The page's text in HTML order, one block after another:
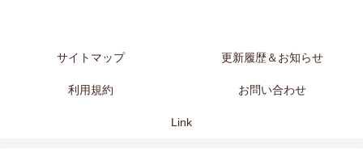
サイトマップ 更新履歴＆お知らせ
利用規約 お問い合わせ
Link